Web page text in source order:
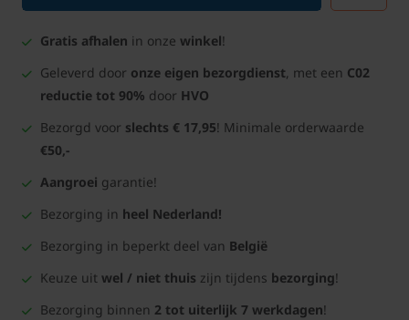
Gratis afhalen in onze winkel!
Geleverd door onze eigen bezorgdienst, met een C02
reductie tot 90% door HVO
Bezorgd voor slechts € 17,95! Minimale orderwaarde
€50,-
Aangroei garantie!
Bezorging in heel Nederland!
Bezorging in beperkt deel van België
Keuze uit wel / niet thuis zijn tijdens bezorging!
Bezorging binnen 2 tot uiterlijk 7 werkdagen!